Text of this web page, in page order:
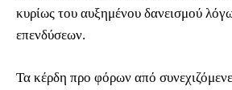
κυρίως του αυξημένου δανεισμού
επενδύσεων.
Τα κέρδη προ φόρων από